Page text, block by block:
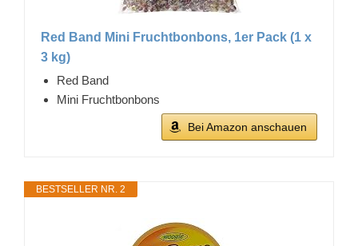
Red Band Mini Fruchtbonbons, 1er Pack (1 x
3 kg)
Red Band
Mini Fruchtbonbons
Bei Amazon anschauen
BESTSELLER NR. 2